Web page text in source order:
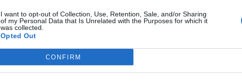
I want to opt-out of Collection, Use, Retention, Sale, and/or Sharing
of my Personal Data that Is Unrelated with the Purposes for which it
was collected.
Opted Out
CONFIRM